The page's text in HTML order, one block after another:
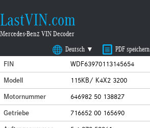
LastVIN.com
Mercedes-Benz VIN Decoder
Deutsch ▼ PDF speichern
FIN
WDF63970113145654
Modell
115KB/ K4X2 3200
Motornummer
646982 50 138827
Getriebe
716652 00 165690